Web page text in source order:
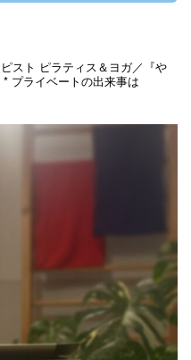
スト ピラティス＆ヨガ／『や
* プライベートの出来事は